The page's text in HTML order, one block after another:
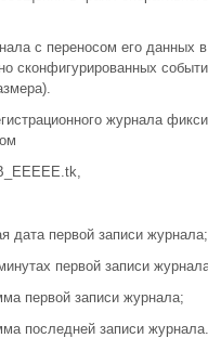
с переносом его
сконфигурированных
журнала
дата первой записи журнала;
первой записи
первой записи журнала;
последней записи журнала.